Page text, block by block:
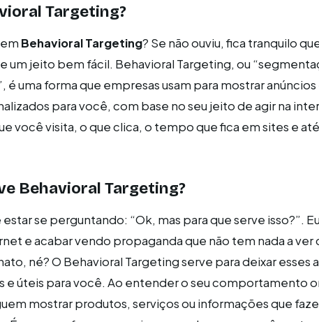
Targeting?
Behavioral Targeting? Se não ouviu, fica tranquilo
um jeito bem fácil. Behavioral Targeting, ou
uma forma que empresas usam para mostrar anúncios
para você, com base no seu jeito de agir na
você visita, o que clica, o tempo que fica em sites e
Behavioral Targeting?
se perguntando: “Ok, mas para que serve isso?”.
e acabar vendo propaganda que não tem nada a ver
né? O Behavioral Targeting serve para deixar esses
e úteis para você. Ao entender o seu comportamento
mostrar produtos, serviços ou informações que